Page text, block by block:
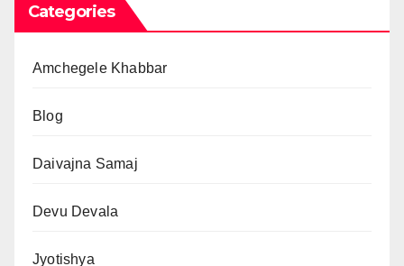
Categories
Amchegele Khabbar
Blog
Daivajna Samaj
Devu Devala
Jyotishya